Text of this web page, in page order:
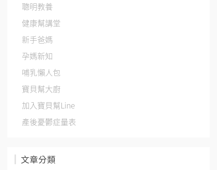
聰明教養
健康幫講堂
新手爸媽
孕媽新知
哺乳懶人包
寶貝幫大廚
加入寶貝幫Line
產後憂鬱症量表
文章分類